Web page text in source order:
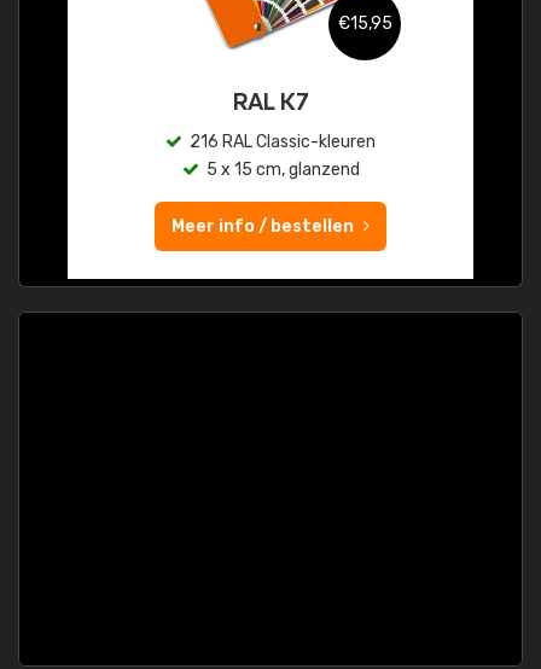
€15,95
RAL K7
216 RAL Classic-kleuren
5 x 15 cm, glanzend
Meer info / bestellen